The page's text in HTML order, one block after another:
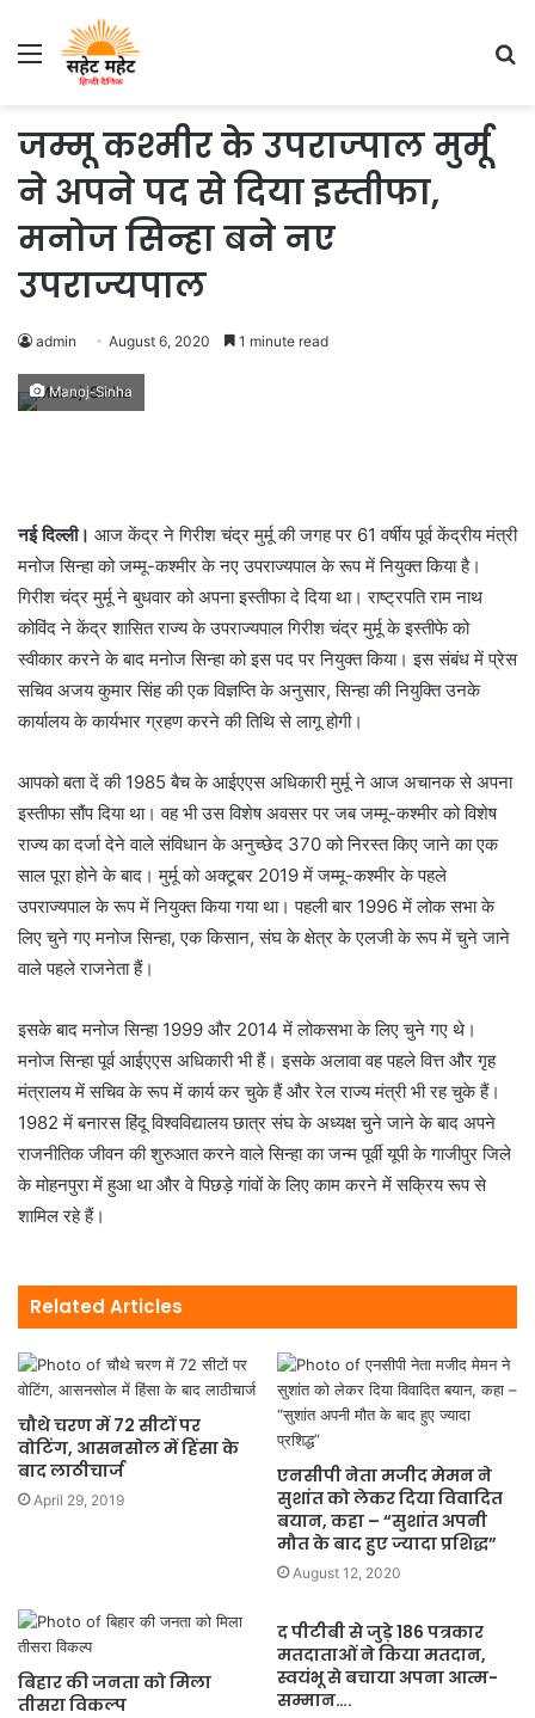
Menu
जम्मू कश्मीर के उपराज्पाल मुर्मू
ने अपने पद से दिया इस्तीफा,
मनोज सिन्हा बने नए
उपराज्यपाल
admin August 6, 2020 1 minute read
Manoj-Sinha
नई दिल्ली। आज केंद्र ने गिरीश चंद्र मुर्मू की जगह पर 61 वर्षीय पूर्व केंद्रीय मंत्री
मनोज सिन्हा को जम्मू-कश्मीर के नए उपराज्यपाल के रूप में नियुक्त किया है।
गिरीश चंद्र मुर्मू ने बुधवार को अपना इस्तीफा दे दिया था। राष्ट्रपति राम नाथ
कोविंद ने केंद्र शासित राज्य के उपराज्यपाल गिरीश चंद्र मुर्मू के इस्तीफे को
स्वीकार करने के बाद मनोज सिन्हा को इस पद पर नियुक्त किया। इस संबंध में प्रेस
सचिव अजय कुमार सिंह की एक विज्ञप्ति के अनुसार, सिन्हा की नियुक्ति उनके
कार्यालय के कार्यभार ग्रहण करने की तिथि से लागू होगी।
आपको बता दें की 1985 बैच के आईएएस अधिकारी मुर्मू ने आज अचानक से अपना
इस्तीफा सौंप दिया था। वह भी उस विशेष अवसर पर जब जम्मू-कश्मीर को विशेष
राज्य का दर्जा देने वाले संविधान के अनुच्छेद 370 को निरस्त किए जाने का एक
साल पूरा होने के बाद। मुर्मू को अक्टूबर 2019 में जम्मू-कश्मीर के पहले
उपराज्यपाल के रूप में नियुक्त किया गया था। पहली बार 1996 में लोक सभा के
लिए चुने गए मनोज सिन्हा, एक किसान, संघ के क्षेत्र के एलजी के रूप में चुने जाने
वाले पहले राजनेता हैं।
इसके बाद मनोज सिन्हा 1999 और 2014 में लोकसभा के लिए चुने गए थे।
मनोज सिन्हा पूर्व आईएएस अधिकारी भी हैं। इसके अलावा वह पहले वित्त और गृह
मंत्रालय में सचिव के रूप में कार्य कर चुके हैं और रेल राज्य मंत्री भी रह चुके हैं।
1982 में बनारस हिंदू विश्वविद्यालय छात्र संघ के अध्यक्ष चुने जाने के बाद अपने
राजनीतिक जीवन की शुरुआत करने वाले सिन्हा का जन्म पूर्वी यूपी के गाजीपुर जिले
के मोहनपुरा में हुआ था और वे पिछड़े गांवों के लिए काम करने में सक्रिय रूप से
शामिल रहे हैं।
Related Articles
चौथे चरण में 72 सीटों पर
वोटिंग, आसनसोल में हिंसा के
बाद लाठीचार्ज
April 29, 2019
एनसीपी नेता मजीद मेमन ने
सुशांत को लेकर दिया विवादित
बयान, कहा – “सुशांत अपनी
मौत के बाद हुए ज्यादा प्रशिद्ध”
August 12, 2020
बिहार की जनता को मिला
तीसरा विकल्प
द पीटीबी से जुड़े 186 पत्रकार
मतदाताओं ने किया मतदान,
स्वयंभू से बचाया अपना आत्म-
सम्मान….